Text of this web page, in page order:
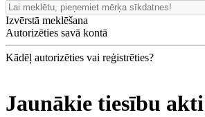
Izvērstā meklēšana
Autorizēties savā kontā
Kādēļ autorizēties vai reģistrēties?
Jaunākie tiesību akti